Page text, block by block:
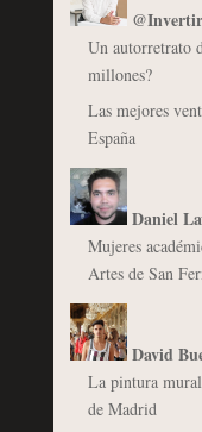
Un autorretrato
millones?
Las mejores
España
Daniel
Mujeres
Artes de San
David
La pintura mural
de Madrid